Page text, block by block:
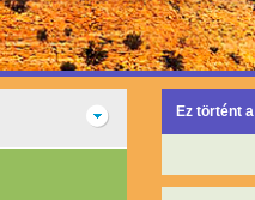
Ez történt